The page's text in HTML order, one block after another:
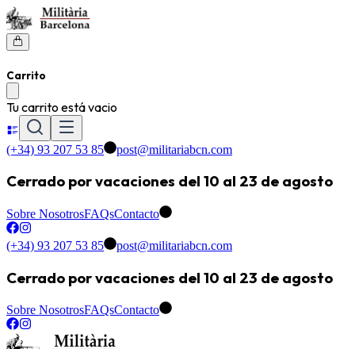
Carrito
Tu carrito está vacio
(+34) 93 207 53 85 post@militariabcn.com
Cerrado por vacaciones del 10 al 23 de agosto
Sobre NosotrosFAQsContacto
(+34) 93 207 53 85 post@militariabcn.com
Cerrado por vacaciones del 10 al 23 de agosto
Sobre NosotrosFAQsContacto